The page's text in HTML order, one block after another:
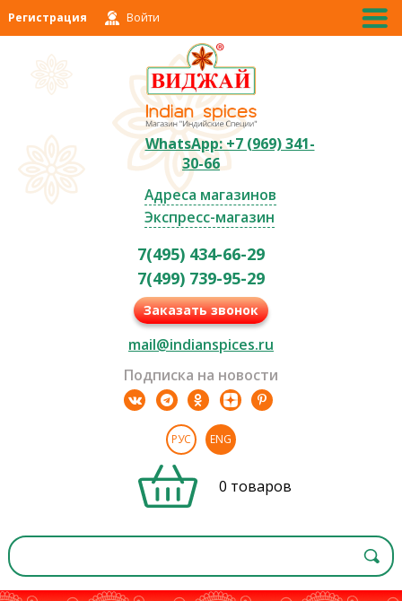
Регистрация Войти
WhatsApp: +7 (969) 341-
30-66
Адреса магазинов
Экспресс-магазин
7(495) 434-66-29
7(499) 739-95-29
Заказать звонок
mail@indianspices.ru
Подписка на новости
РУС ENG
0 товаров